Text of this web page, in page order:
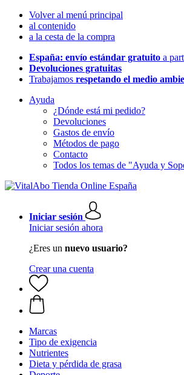
Volver al menú principal
al contenido
a la cesta de la compra
España: envío estándar gratuito a
Devoluciones gratuitas
Trabajamos respetando el medio
Ayuda
¿Dónde está mi pedido?
Devoluciones
Gastos de envío
Métodos de pago
Contacto
Todos los temas de "Ayuda y
Iniciar sesión
Iniciar sesión ahora
¿Eres un nuevo usuario?
Crear una cuenta
Marcas
Tipo de exigencia
Nutrientes
Dieta y pérdida de grasa